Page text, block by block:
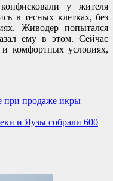
у жителя
в тесных клетках, без
Живодер попытался
ему в этом. Сейчас
комфортных условиях,
при продаже икры
и Яузы собрали 600